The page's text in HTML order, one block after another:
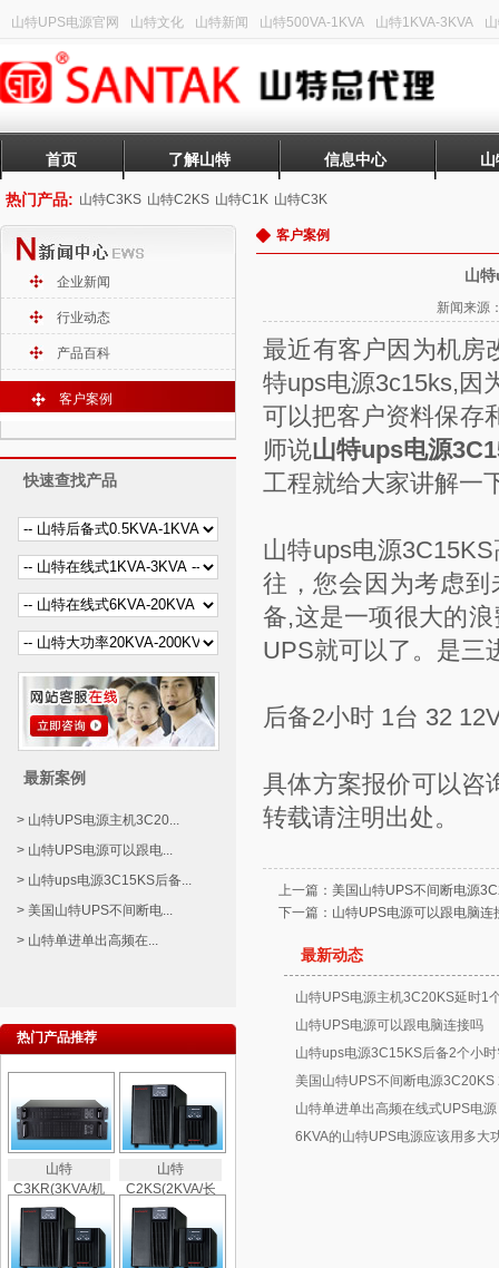
山特UPS电源官网 山特文化 山特新闻 山特500VA-1KVA 山特1KVA-3KVA
首页 了解山特 信息中心
热门产品: 山特C3KS 山特C2KS 山特C1K 山特C3K
企业新闻
行业动态
产品百科
客户案例
快速查找产品
最新案例
> 山特UPS电源主机3C20...
> 山特UPS电源可以跟电...
> 山特ups电源3C15KS后备...
> 美国山特UPS不间断电...
> 山特单进单出高频在...
热门产品推荐
山特
C3KR(3KVA/机
山特
C2KS(2KVA/长
客户案例
山
新闻来源
最近有客户因为机房
特ups电源3c15ks,因
可以把客户资料保存
师说山特ups电源
工程就给大家讲解一
山特ups电源
往，您会因为考虑
备,这是一项很大的
UPS就可以了。是三
后备2小时 1台 32
具体方案报价可以咨
转载请注明出处。
上一篇： 美国山特UPS不间断电源
下一篇： 山特UPS电源可以跟电脑连
最新动态
山特UPS电源主机3C20KS延时1
山特UPS电源可以跟电脑连接吗
山特ups电源3C15KS后备2个小
美国山特UPS不间断电源3C20KS
山特单进单出高频在线式UPS电源
6KVA的山特UPS电源应该用多大